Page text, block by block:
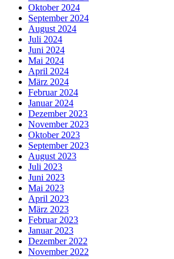
Oktober 2024
September 2024
August 2024
Juli 2024
Juni 2024
Mai 2024
April 2024
März 2024
Februar 2024
Januar 2024
Dezember 2023
November 2023
Oktober 2023
September 2023
August 2023
Juli 2023
Juni 2023
Mai 2023
April 2023
März 2023
Februar 2023
Januar 2023
Dezember 2022
November 2022